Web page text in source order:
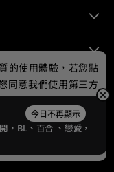
Co., Ltd.
今日不再顯示
，BL、 百合 、戀愛，
的使用體驗，若您點
同意我們使用第三方
。